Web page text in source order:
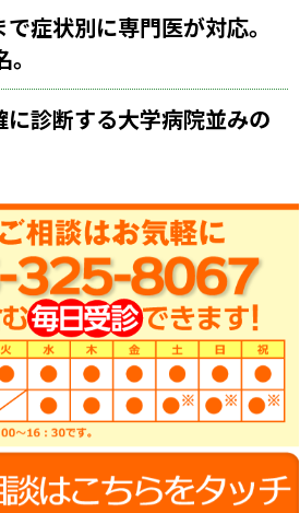
で症状別に専門医が対応。
診断する大学病院並みの